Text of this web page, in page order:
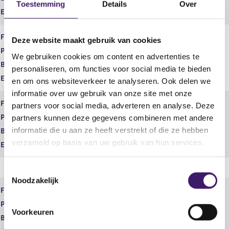
Toestemming Details Over
Deze website maakt gebruik van cookies
We gebruiken cookies om content en advertenties te
personaliseren, om functies voor social media te bieden
en om ons websiteverkeer te analyseren. Ook delen we
informatie over uw gebruik van onze site met onze
partners voor social media, adverteren en analyse. Deze
partners kunnen deze gegevens combineren met andere
informatie die u aan ze heeft verstrekt of die ze hebben
verzameld op basis van uw gebruik van hun services.
s
t
Noodzakelijk
Voorkeuren
Einddatum
Financiële dienst
Adviseren
Product
Begindatum
01 jan 2014
Einddatum
Financiële dienst
Adviseren
Product
Zorgverzekeringen
Begindatum
01 jan 2014
Einddatum
13 mei 2026
Financiële dienst
Product
Begindatum